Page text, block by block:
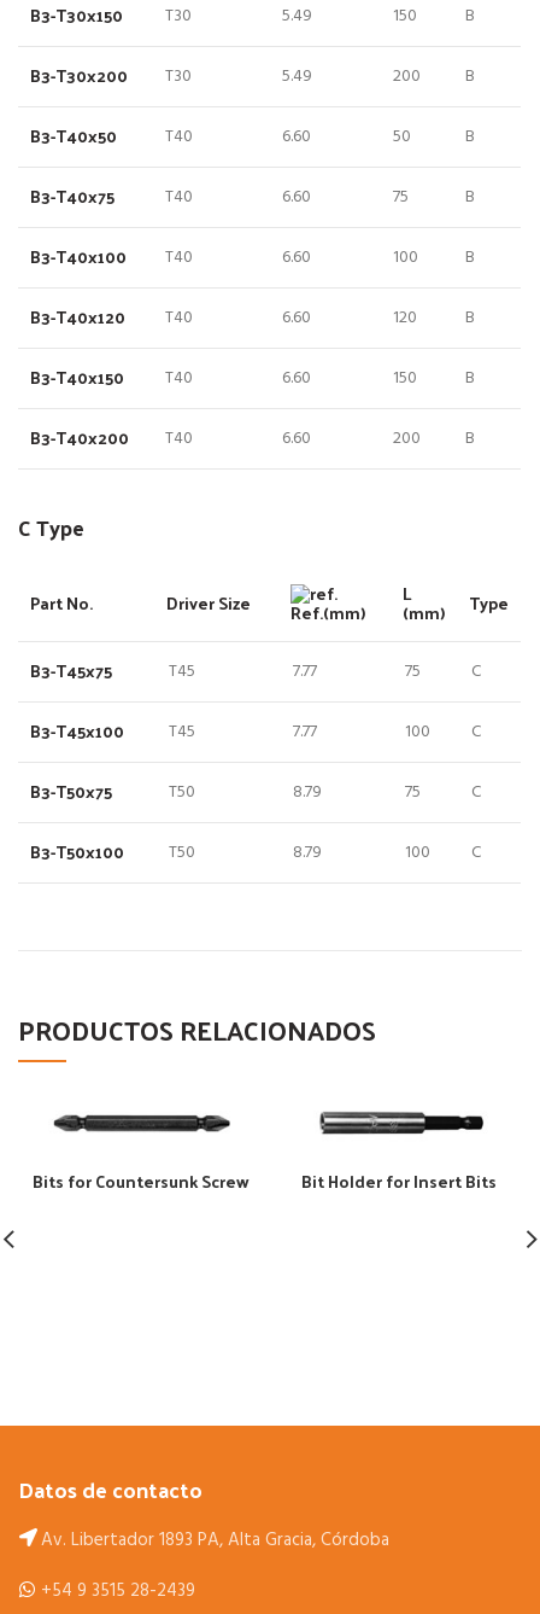
B3-T30x150 T30 5.49 150 B
B3-T30x200 T30 5.49 200 B
B3-T40x50 T40 6.60 50 B
B3-T40x75 T40 6.60 75 B
B3-T40x100 T40 6.60 100 B
B3-T40x120 T40 6.60 120 B
B3-T40x150 T40 6.60 150 B
B3-T40x200 T40 6.60 200 B
C Type
Part No. Driver Size Ref.(mm)
L
(mm) Type
B3-T45x75 T45 7.77 75 C
B3-T45x100 T45 7.77 100 C
B3-T50x75 T50 8.79 75 C
B3-T50x100 T50 8.79 100 C
PRODUCTOS RELACIONADOS
Bits for Countersunk Screw Bit Holder for Insert Bits
Datos de contacto
Av. Libertador 1893 PA, Alta Gracia, Córdoba
+54 9 3515 28-2439